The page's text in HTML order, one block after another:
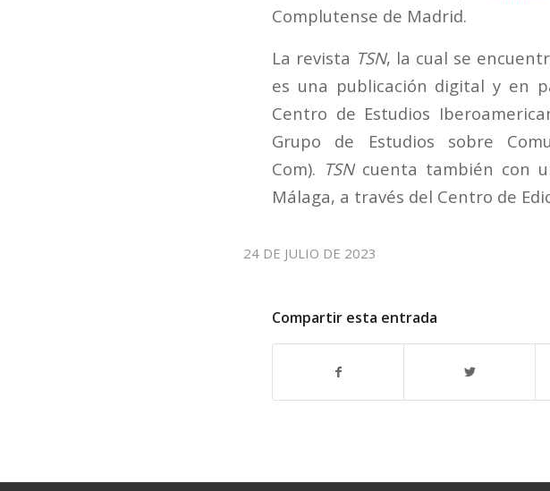
Complutense de Madrid.
La revista TSN, la cual se
es una publicación digital y en
Centro de Estudios
Grupo de Estudios sobre
Com). TSNcuenta también con
Málaga, a través del Centro de
24 DE JULIO DE 2023
Compartir esta entrada